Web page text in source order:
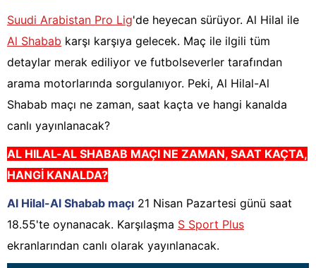
Suudi Arabistan Pro Lig'de heyecan sürüyor. Al Hilal ile
Al Shabab karşı karşıya gelecek. Maç ile ilgili tüm
detaylar merak ediliyor ve futbolseverler tarafından
arama motorlarında sorgulanıyor. Peki, Al Hilal-Al
Shabab maçı ne zaman, saat kaçta ve hangi kanalda
canlı yayınlanacak?
AL HILAL-AL SHABAB MAÇI NE ZAMAN, SAAT KAÇTA,
HANGİ KANALDA?
Al Hilal-Al Shabab maçı 21 Nisan Pazartesi günü saat
18.55'te oynanacak. Karşılaşma S Sport Plus
ekranlarından canlı olarak yayınlanacak.